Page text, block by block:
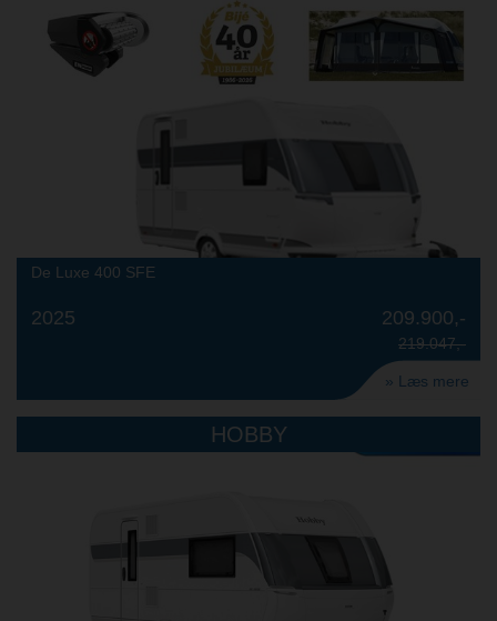
De Luxe 400 SFE
2025 209.900,-
219.047,-
» Læs mere
HOBBY